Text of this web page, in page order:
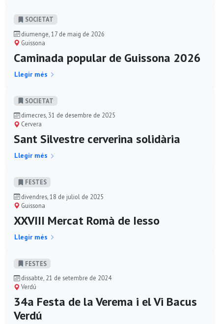
SOCIETAT
diumenge, 17 de maig de 2026
Guissona
Caminada popular de Guissona 2026
Llegir més
SOCIETAT
dimecres, 31 de desembre de 2025
Cervera
Sant Silvestre cerverina solidària
Llegir més
FESTES
divendres, 18 de juliol de 2025
Guissona
XXVIII Mercat Romà de Iesso
Llegir més
FESTES
dissabte, 21 de setembre de 2024
Verdú
34a Festa de la Verema i el Vi Bacus
Verdú